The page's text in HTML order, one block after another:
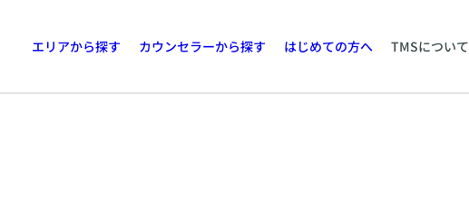
エリアから探す カウンセラーから探す はじめての方へ TMSについて